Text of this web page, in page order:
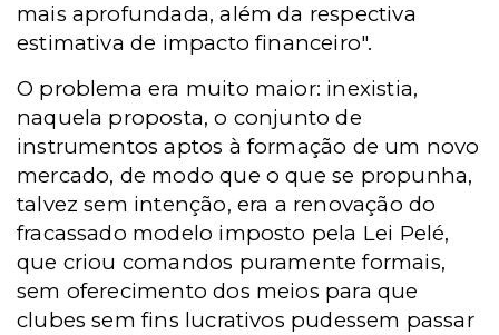
mais aprofundada, além da respectiva
estimativa de impacto financeiro".
O problema era muito maior: inexistia,
naquela proposta, o conjunto de
instrumentos aptos à formação de um novo
mercado, de modo que o que se propunha,
talvez sem intenção, era a renovação do
fracassado modelo imposto pela Lei Pelé,
que criou comandos puramente formais,
sem oferecimento dos meios para que
clubes sem fins lucrativos pudessem passar